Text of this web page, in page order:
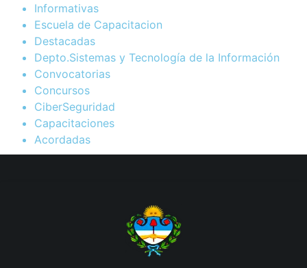
Informativas
Escuela de Capacitacion
Destacadas
Depto.Sistemas y Tecnología de la Información
Convocatorias
Concursos
CiberSeguridad
Capacitaciones
Acordadas